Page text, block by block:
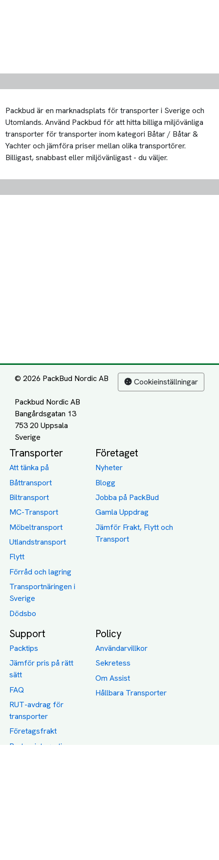
Packbud är en marknadsplats för transporter i Sverige och
Utomlands. Använd Packbud för att hitta billiga miljövänliga
transporter för transporter inom kategori Båtar / Båtar &
Yachter och jämföra priser mellan olika transportörer.
Billigast, snabbast eller miljövänligast - du väljer.
© 2026 PackBud Nordic AB
Packbud Nordic AB
Bangårdsgatan 13
753 20 Uppsala
Cookieinställningar
Transporter
Att tänka på
Båttransport
Biltransport
MC-Transport
Möbeltransport
Utlandstransport
Flytt
Förråd och lagring
Transportnäringen i
Sverige
Dödsbo
Företaget
Nyheter
Blogg
Jobba på PackBud
Gamla Uppdrag
Jämför Frakt, Flytt och
Transport
Support
Packtips
Jämför pris på rätt
sätt
FAQ
RUT-avdrag för
transporter
Företagsfrakt
Partnerintegration
Policy
Användarvillkor
Sekretess
Om Assist
Hållbara Transporter